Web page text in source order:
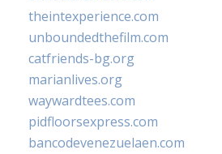
theintexperience.com
unboundedthefilm.com
catfriends-bg.org
marianlives.org
waywardtees.com
pidfloorsexpress.com
bancodevenezuelaen.com